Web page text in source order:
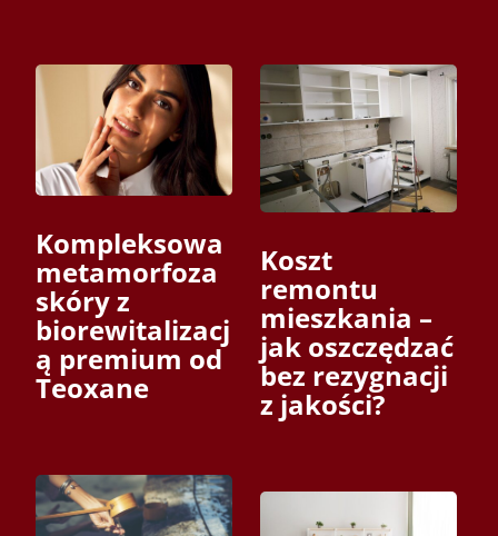
Kompleksowa
metamorfoza
skóry z
biorewitalizacj
ą premium od
Teoxane
Koszt
remontu
mieszkania –
jak oszczędzać
bez rezygnacji
z jakości?